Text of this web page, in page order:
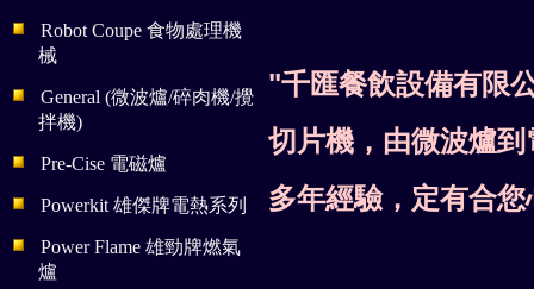
Robot Coupe 食物處理機
械
General (微波爐/碎肉機/攪
拌機)
Pre-Cise 電磁爐
Powerkit 雄傑牌電熱系列
Power Flame 雄勁牌燃氣
爐
"千匯餐飲設備有限
切片機，由微波爐
多年經驗，定有合